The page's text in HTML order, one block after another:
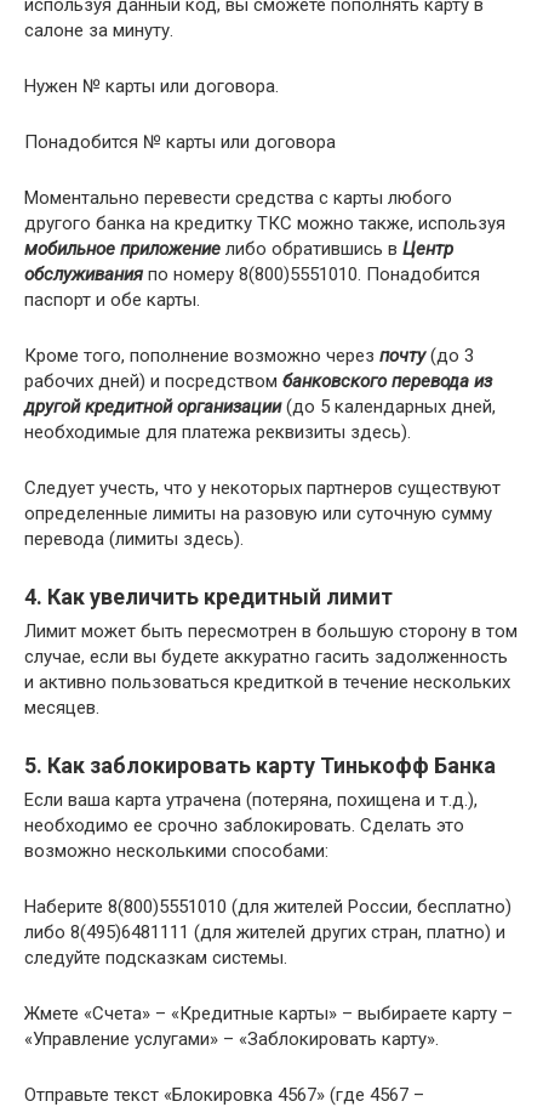
салоне за минуту.
Нужен № карты или договора.
Понадобится № карты или договора
Моментально перевести средства с карты любого
другого банка на кредитку ТКС можно также, используя
мобильное приложение либо обратившись в Центр
обслуживания по номеру 8(800)5551010. Понадобится
паспорт и обе карты.
Кроме того, пополнение возможно через почту (до 3
рабочих дней) и посредством банковского перевода из
другой кредитной организации(до 5 календарных дней,
необходимые для платежа реквизиты здесь).
Следует учесть, что у некоторых партнеров существуют
определенные лимиты на разовую или суточную сумму
перевода (лимиты здесь).
4. Как увеличить кредитный лимит
Лимит может быть пересмотрен в большую сторону в том
случае, если вы будете аккуратно гасить задолженность
и активно пользоваться кредиткой в течение нескольких
месяцев.
5. Как заблокировать карту Тинькофф Банка
Если ваша карта утрачена (потеряна, похищена и т.д.),
необходимо ее срочно заблокировать. Сделать это
возможно несколькими способами:
Наберите 8(800)5551010 (для жителей России, бесплатно)
либо 8(495)6481111 (для жителей других стран, платно) и
следуйте подсказкам системы.
Жмете «Счета» – «Кредитные карты» – выбираете карту –
«Управление услугами» – «Заблокировать карту».
Отправьте текст «Блокировка 4567» (где 4567 –